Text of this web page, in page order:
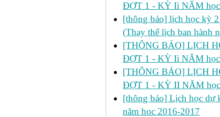
ĐỢT 1 - KỲ Ii NĂM
[thông báo] lịch học kỳ
(Thay thế lịch ban hành
[THÔNG BÁO] LỊCH
ĐỢT 1 - KỲ Ii NĂM
[THÔNG BÁO] LỊCH
ĐỢT 1 - KỲ II NĂM
[thông báo] Lịch học dự
năm hoc 2016-2017